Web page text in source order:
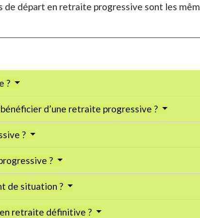
de départ en retraite progressive sont les
?
d’une retraite progressive ?
?
?
de situation ?
retraite définitive ?